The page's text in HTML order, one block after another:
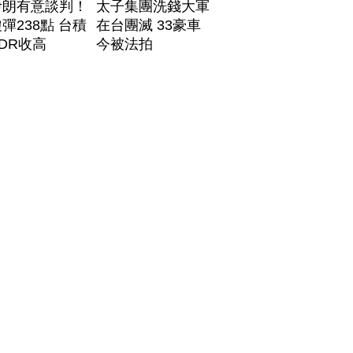
有意談判！
238點 台積
收高
太子集團洗錢大軍
在台團滅 33豪車
今被法拍